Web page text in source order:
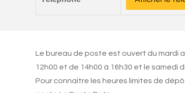
Le bureau de poste est ouvert du mardi
12h00 et de 14h00 à 16h30 et le samedi
Pour connaitre les heures limites de